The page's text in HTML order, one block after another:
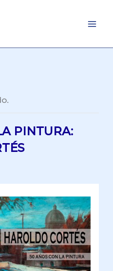
PINTURA: